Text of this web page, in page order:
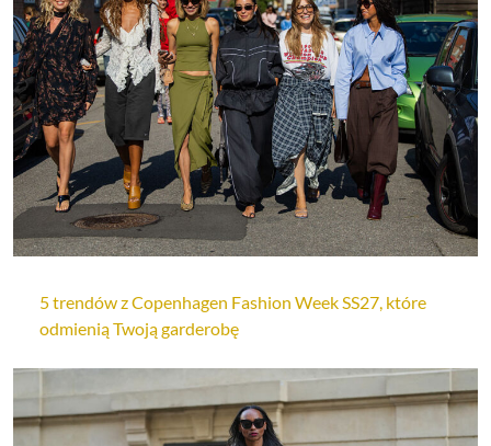
5 trendów z Copenhagen Fashion Week SS27, które
odmienią Twoją garderobę